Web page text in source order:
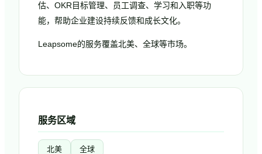
估、OKR目标管理、员工调查、学习和入职等功
能，帮助企业建设持续反馈和成长文化。
Leapsome的服务覆盖北美、全球等市场。
服务区域
北美 全球